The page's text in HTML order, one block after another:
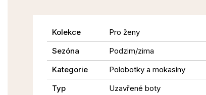
Kolekce
Pro ženy
Sezóna
Podzim/zima
Kategorie
Polobotky a mokasíny
Typ
Uzavřené boty